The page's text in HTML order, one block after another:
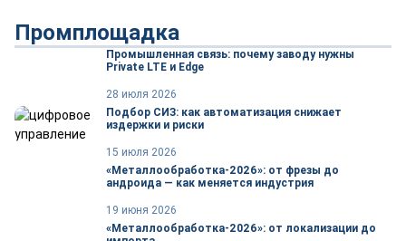
Промплощадка
Промышленная связь: почему заводу нужны
Private LTE и Edge
28 июля 2026
Подбор СИЗ: как автоматизация снижает
издержки и риски
15 июля 2026
«Металлообработка-2026»: от фрезы до
андроида — как меняется индустрия
19 июня 2026
«Металлообработка-2026»: от локализации до